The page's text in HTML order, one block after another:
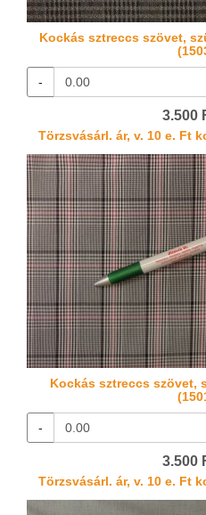
Kockás sztreccs szövet,
-
3.500
Törzsvásárl. ár, v. 10 e. Ft
Kockás sztreccs szövet,
-
3.500
Törzsvásárl. ár, v. 10 e. Ft